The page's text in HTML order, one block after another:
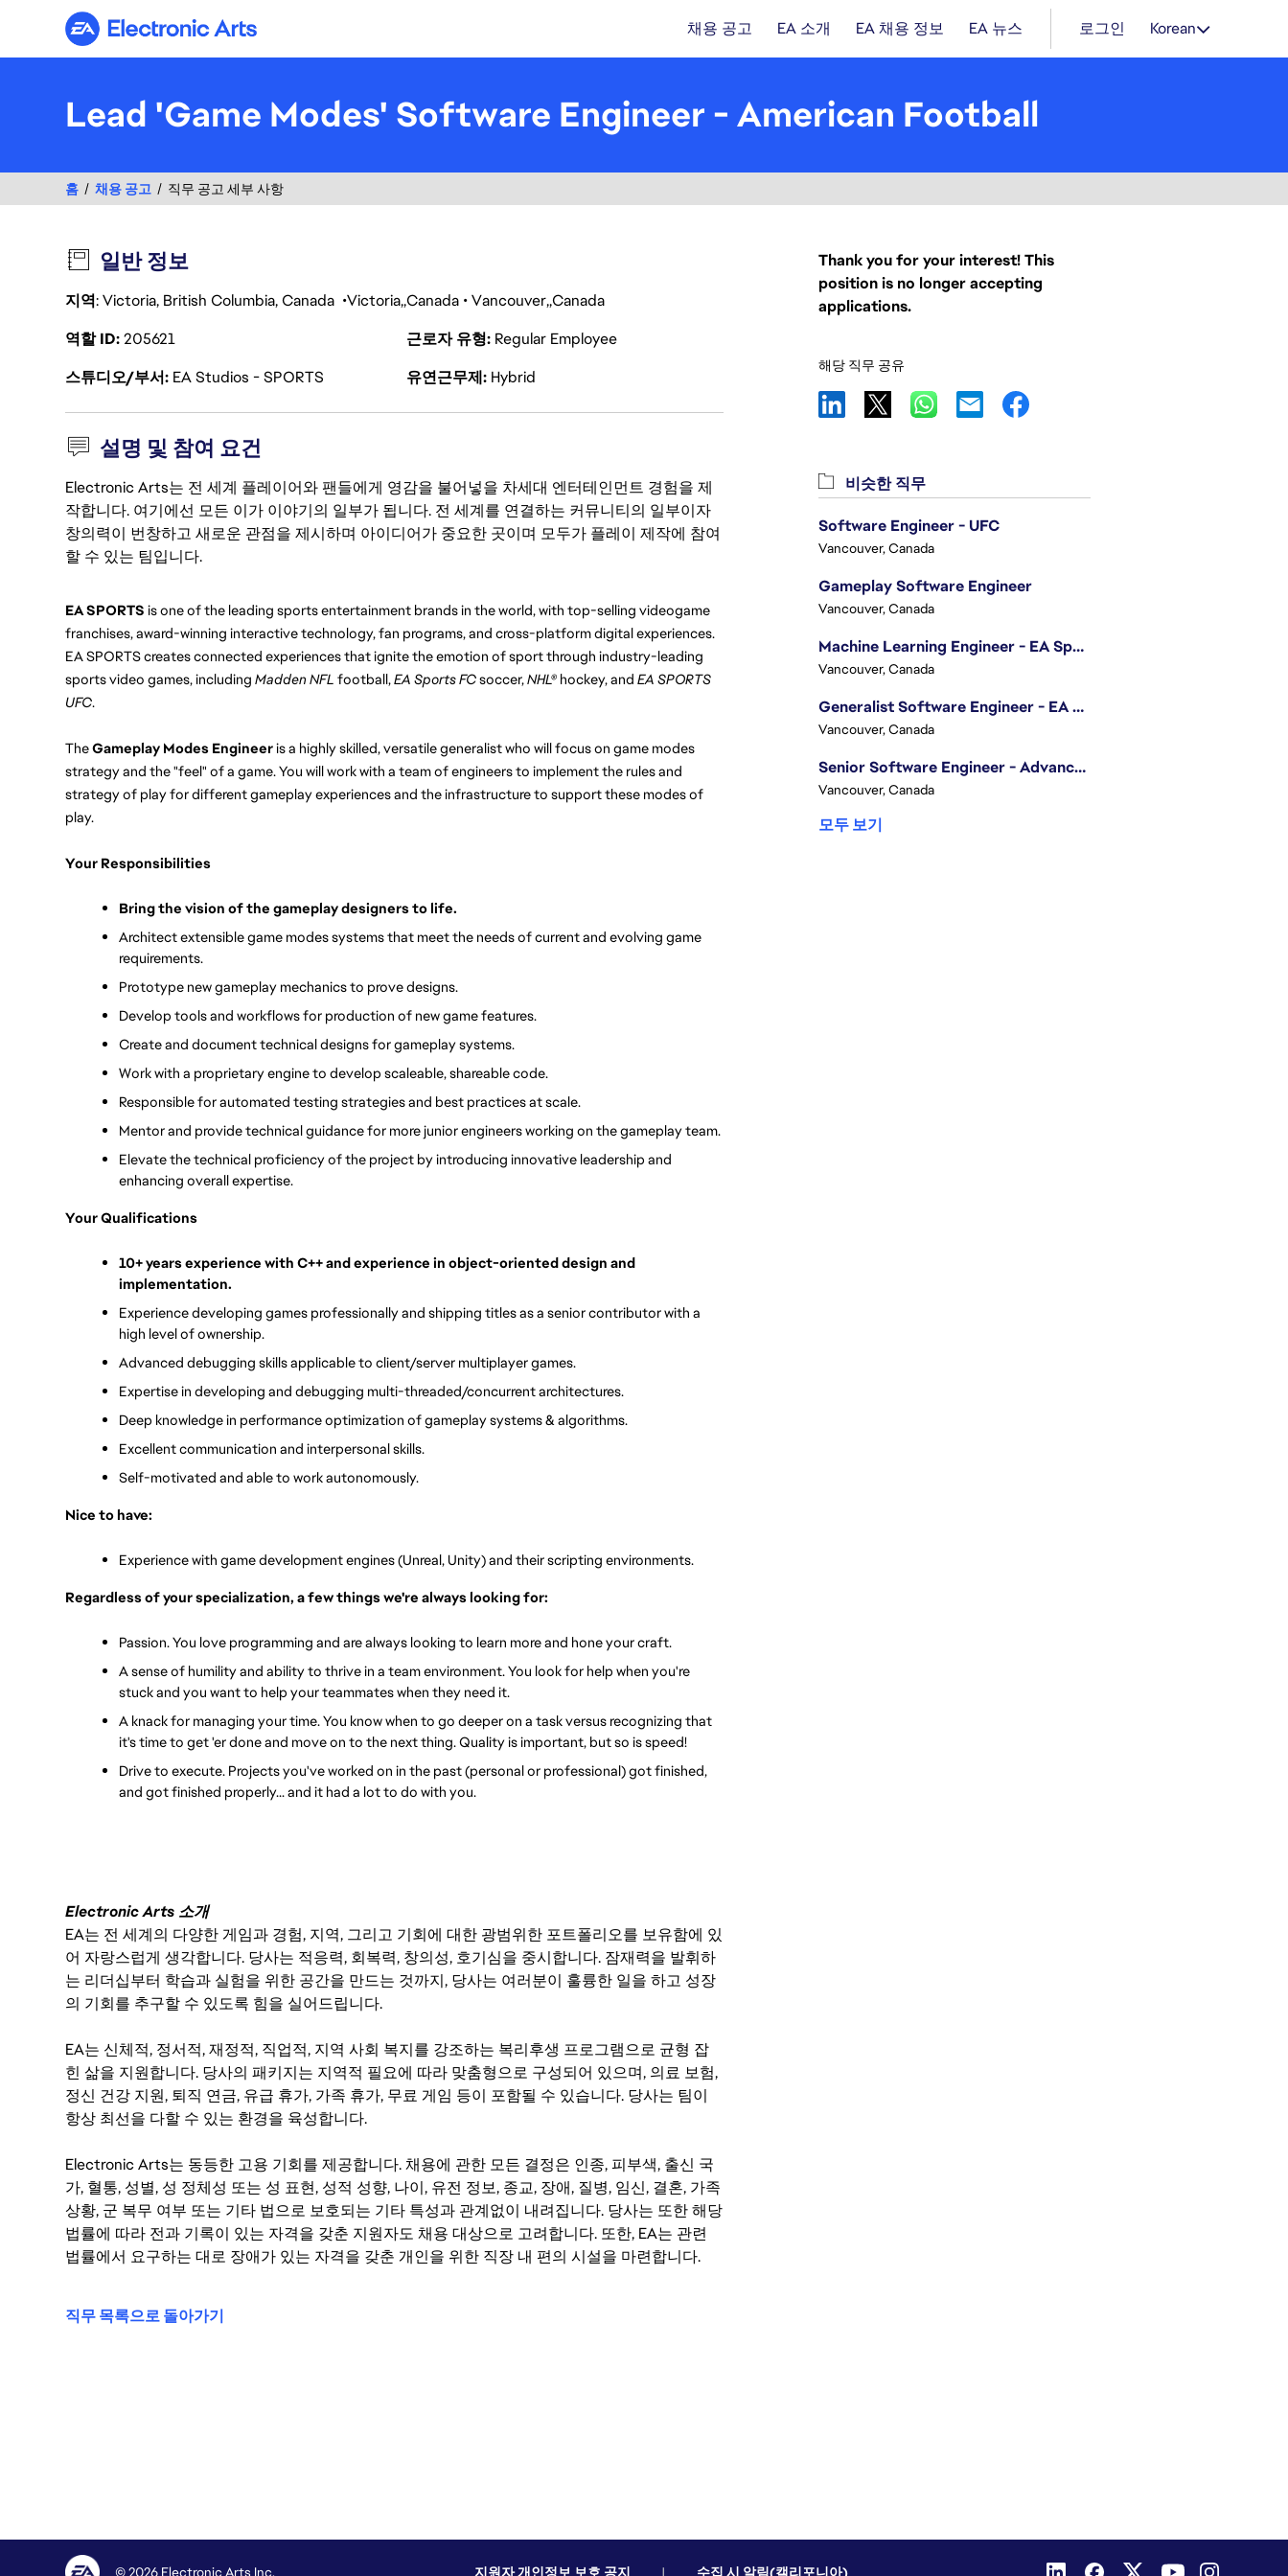
Electronic Arts 채용 공고 EA 소개 EA 채용 정보 EA 뉴스 로그인 Korean
Lead 'Game Modes' Software Engineer - American Football
홈 채용 공고 직무 공고 세부 사항
일반 정보
지역: Victoria, British Columbia, Canada Victoria Canada Vancouver Canada
역할 ID205621 근로자 유형 Regular Employee
스튜디오/부서 EA Studios - SPORTS 유연근무제 Hybrid
설명 및 참여 요건
Electronic Arts는 전 세계 플레이어와 팬들에게 영감을 불어넣을 차세대 엔터테인먼트 경험을 제
작합니다. 여기에선 모든 이가 이야기의 일부가 됩니다. 전 세계를 연결하는 커뮤니티의 일부이자
창의력이 번창하고 새로운 관점을 제시하며 아이디어가 중요한 곳이며 모두가 플레이 제작에 참여
할 수 있는 팀입니다.
EA SPORTS is one of the leading sports entertainment brands in the world, with top-selling videogame
franchises, award-winning interactive technology, fan programs, and cross-platform digital experiences.
EA SPORTS creates connected experiences that ignite the emotion of sport through industry-leading
sports video games, including Madden NFL football, EA Sports FC soccer, NHL® hockey, and EA SPORTS
UFC.
The Gameplay Modes Engineer is a highly skilled, versatile generalist who will focus on game modes
strategy and the "feel" of a game. You will work with a team of engineers to implement the rules and
strategy of play for different gameplay experiences and the infrastructure to support these modes of
play.
Your Responsibilities
Bring the vision of the gameplay designers to life.
Architect extensible game modes systems that meet the needs of current and evolving game
requirements.
Prototype new gameplay mechanics to prove designs.
Develop tools and workflows for production of new game features.
Create and document technical designs for gameplay systems.
Work with a proprietary engine to develop scaleable, shareable code.
Responsible for automated testing strategies and best practices at scale.
Mentor and provide technical guidance for more junior engineers working on the gameplay team.
Elevate the technical proficiency of the project by introducing innovative leadership and
enhancing overall expertise.
Your Qualifications
10+ years experience with C++ and experience in object-oriented design and
implementation.
Experience developing games professionally and shipping titles as a senior contributor with a
high level of ownership.
Advanced debugging skills applicable to client/server multiplayer games.
Expertise in developing and debugging multi-threaded/concurrent architectures.
Deep knowledge in performance optimization of gameplay systems & algorithms.
Excellent communication and interpersonal skills.
Self-motivated and able to work autonomously.
Nice to have:
Experience with game development engines (Unreal, Unity) and their scripting environments.
Regardless of your specialization, a few things we're always looking for:
Passion. You love programming and are always looking to learn more and hone your craft.
A sense of humility and ability to thrive in a team environment. You look for help when you're
stuck and you want to help your teammates when they need it.
A knack for managing your time. You know when to go deeper on a task versus recognizing that
it's time to get 'er done and move on to the next thing. Quality is important, but so is speed!
Drive to execute. Projects you've worked on in the past (personal or professional) got finished,
and got finished properly... and it had a lot to do with you.
Electronic Arts 소개
EA는 전 세계의 다양한 게임과 경험, 지역, 그리고 기회에 대한 광범위한 포트폴리오를 보유함에 있
어 자랑스럽게 생각합니다. 당사는 적응력, 회복력, 창의성, 호기심을 중시합니다. 잠재력을 발휘하
는 리더십부터 학습과 실험을 위한 공간을 만드는 것까지, 당사는 여러분이 훌륭한 일을 하고 성장
의 기회를 추구할 수 있도록 힘을 실어드립니다.
EA는 신체적, 정서적, 재정적, 직업적, 지역 사회 복지를 강조하는 복리후생 프로그램으로 균형 잡
힌 삶을 지원합니다. 당사의 패키지는 지역적 필요에 따라 맞춤형으로 구성되어 있으며, 의료 보험,
정신 건강 지원, 퇴직 연금, 유급 휴가, 가족 휴가, 무료 게임 등이 포함될 수 있습니다. 당사는 팀이
항상 최선을 다할 수 있는 환경을 육성합니다.
Electronic Arts는 동등한 고용 기회를 제공합니다. 채용에 관한 모든 결정은 인종, 피부색, 출신 국
가, 혈통, 성별, 성 정체성 또는 성 표현, 성적 성향, 나이, 유전 정보, 종교, 장애, 질병, 임신, 결혼, 가족
상황, 군 복무 여부 또는 기타 법으로 보호되는 기타 특성과 관계없이 내려집니다. 당사는 또한 해당
법률에 따라 전과 기록이 있는 자격을 갖춘 지원자도 채용 대상으로 고려합니다. 또한, EA는 관련
법률에서 요구하는 대로 장애가 있는 자격을 갖춘 개인을 위한 직장 내 편의 시설을 마련합니다.
직무 목록으로 돌아가기
Thank you for your interest! This
position is no longer accepting
applications.
해당 직무 공유
비슷한 직무
Software Engineer - UFC
Vancouver, Canada
Gameplay Software Engineer
Vancouver, Canada
Machine Learning Engineer - EA Sports FC
Vancouver, Canada
Generalist Software Engineer - EA Sports FC
Vancouver, Canada
Senior Software Engineer - Advanced Technology Group
Vancouver, Canada
모두 보기
© 2026 Electronic Arts Inc. 지원자 개인정보 보호 공지 | 수집 시 알림(캘리포니아)